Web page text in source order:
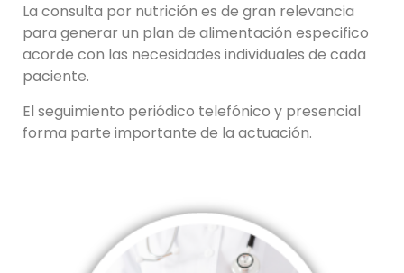
La consulta por nutrición es de gran relevancia
para generar un plan de alimentación especifico
acorde con las necesidades individuales de cada
paciente.
El seguimiento periódico telefónico y presencial
forma parte importante de la actuación.